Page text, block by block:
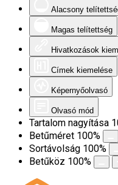
Alacsony
Magas telítettség
Hivatkozások
Címek kiemelése
Képernyőolvasó
Olvasó mód
Tartalom nagyítása
Betűméret 100%
Sortávolság 100%
Betűköz 100%